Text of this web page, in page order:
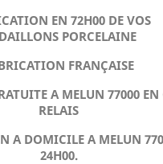
EN 72H00 DE VOS
PORCELAINE
FRANÇAISE
A MELUN 77000 EN
RELAIS
A DOMICILE A MELUN
24H00.